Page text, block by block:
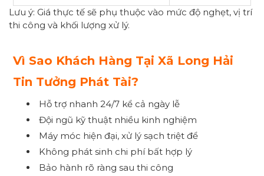
Lưu ý: Giá thực tế sẽ phụ thuộc vào mức độ nghẹt, vị trí
thi công và khối lượng xử lý.
Vì Sao Khách Hàng Tại Xã Long Hải
Tin Tưởng Phát Tài?
Hỗ trợ nhanh 24/7 kể cả ngày lễ
Đội ngũ kỹ thuật nhiều kinh nghiệm
Máy móc hiện đại, xử lý sạch triệt để
Không phát sinh chi phí bất hợp lý
Bảo hành rõ ràng sau thi công